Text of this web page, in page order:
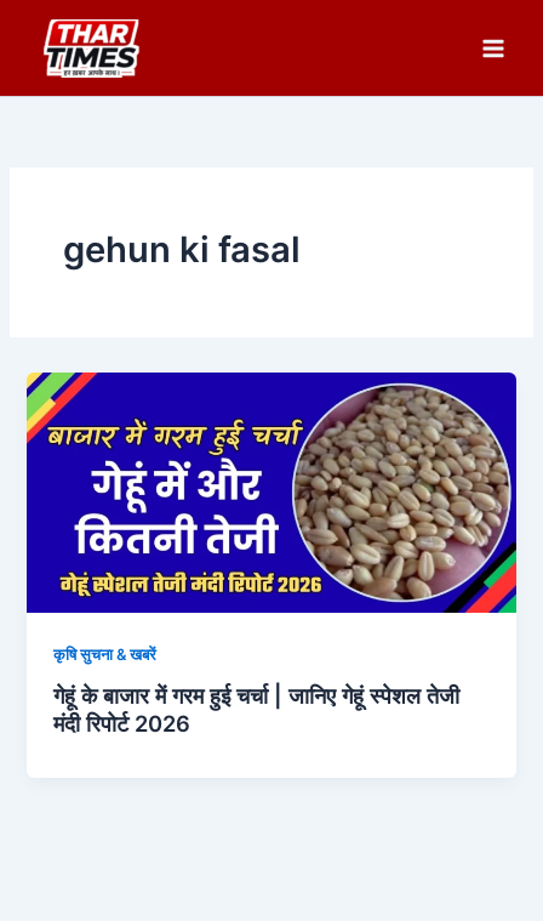
content
gehun ki fasal
कृषि सुचना & खबरें
गेहूं के बाजार में गरम हुई चर्चा | जानिए गेहूं स्पेशल तेजी
मंदी रिपोर्ट 2026